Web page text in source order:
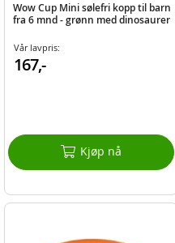
Wow Cup Mini sølefri kopp til barn
fra 6 mnd - grønn med dinosaurer
Vår lavpris:
167,-
Kjøp nå